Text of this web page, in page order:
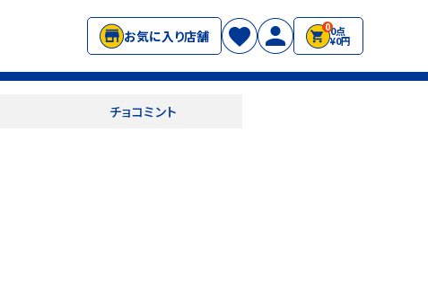
お気に入り店舗
00点
¥0円
チョコミント